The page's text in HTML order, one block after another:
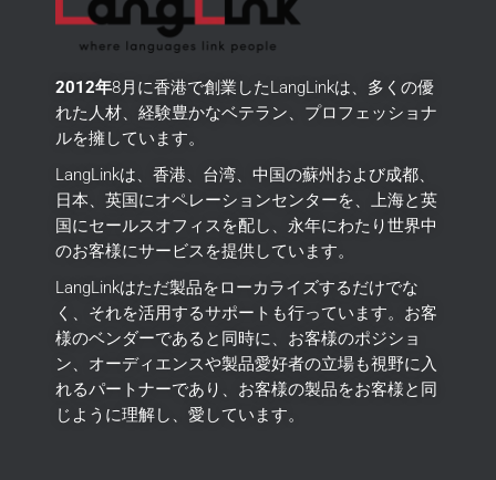
2012年8月に香港で創業したLangLinkは、多くの優
れた人材、経験豊かなベテラン、プロフェッショナ
ルを擁しています。
LangLinkは、香港、台湾、中国の蘇州および成都、
日本、英国にオペレーションセンターを、上海と英
国にセールスオフィスを配し、永年にわたり世界中
のお客様にサービスを提供しています。
LangLinkはただ製品をローカライズするだけでな
く、それを活用するサポートも行っています。 お客
様のベンダーであると同時に、お客様のポジショ
ン、オーディエンスや製品愛好者の立場も視野に入
れるパートナーであり、お客様の製品をお客様と同
じように理解し、愛しています。